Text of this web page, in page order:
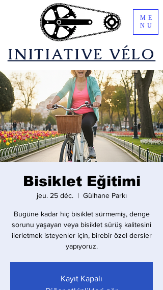
​INITIATIVE VÉLO
ME
NU
Bisiklet Eğitimi
jeu. 25 déc.
  |
Gülhane Parkı
Bugüne kadar hiç bisiklet sürmemiş, denge
sorunu yaşayan veya bisiklet sürüş kalitesini
ilerletmek isteyenler için, birebir özel dersler
yapıyoruz.
Kayıt Kapalı